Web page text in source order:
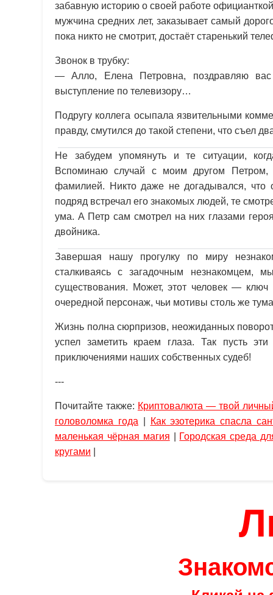
забавную историю о своей работе
мужчина средних лет, заказывает самый
пока никто не смотрит, достаёт старенький
Звонок в трубку:
— Алло, Елена Петровна, поздравляю
выступление по телевизору…
Подругу коллега осыпала язвительными
правду, смутился до такой степени, что съел
Не забудем упомянуть и те ситуации,
Вспоминаю случай с моим другом
фамилией. Никто даже не догадывался, что
подряд встречал его знакомых людей, те
ума. А Петр сам смотрел на них глазами
двойника.
Завершая нашу прогулку по миру
сталкиваясь с загадочным незнакомцем,
существования. Может, этот человек —
очередной персонаж, чьи мотивы столь же
Жизнь полна сюрпризов, неожиданных
успел заметить краем глаза. Так пусть
приключениями наших собственных судеб!
---
Почитайте также: Криптовалюта — твой
головоломка года
Как эзотерика спасла
маленькая чёрная магия
Городская среда
кругами